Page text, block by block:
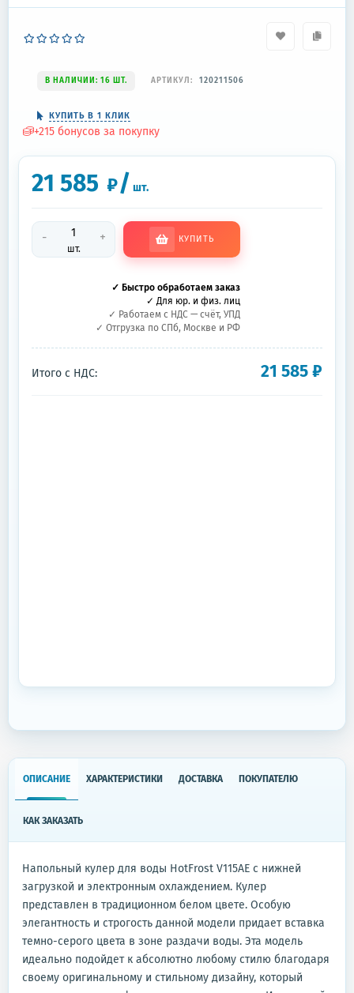
В НАЛИЧИИ: 16 ШТ. АРТИКУЛ: 120211506
КУПИТЬ В 1 КЛИК
+215 бонусов за покупку
21 585 ₽/ шт.
-
шт.
+ КУПИТЬ
✓ Быстро обработаем заказ
✓ Для юр. и физ. лиц
✓ Работаем с НДС — счёт, УПД
✓ Отгрузка по СПб, Москве и РФ
Итого с НДС: 21 585₽
ОПИСАНИЕ ХАРАКТЕРИСТИКИ ДОСТАВКА ПОКУПАТЕЛЮ
КАК ЗАКАЗАТЬ
Напольный кулер для воды HotFrost V115AE с нижней
загрузкой и электронным охлаждением. Кулер
представлен в традиционном белом цвете. Особую
элегантность и строгость данной модели придает вставка
темно-серого цвета в зоне раздачи воды. Эта модель
идеально подойдет к абсолютно любому стилю благодаря
своему оригинальному и стильному дизайну, который